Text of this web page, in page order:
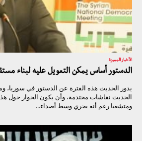
الأخبار المميزة
الدستور أساس يمكن التعويل عليه لبناء
يدور الحديث هذه الفترة عن الدستور في سوريا،
الحديث نقاشات محتدمة، وأن يكون الحوار حول
ومتشعبا رغم أنه يجري وسط أصداء...